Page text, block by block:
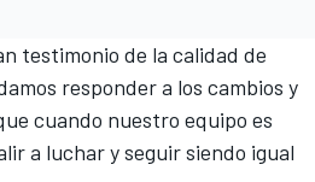
testimonio de la calidad de
responder a los cambios y
cuando nuestro equipo es
a luchar y seguir siendo igual